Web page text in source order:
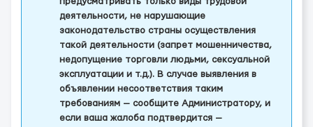
деятельности, не нарушающие
законодательство страны осуществления
такой деятельности (запрет мошенничества,
недопущение торговли людьми, сексуальной
эксплуатации и т.д.). В случае выявления в
объявлении несоответствия таким
требованиям — сообщите Администратору, и
если ваша жалоба подтвердится —